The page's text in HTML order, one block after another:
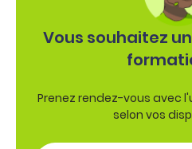
Vous souhaitez
Prenez rendez-vous avec
selon vos